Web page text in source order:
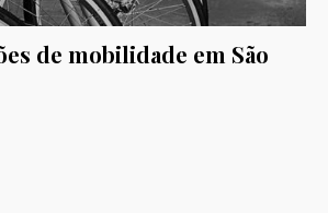
de mobilidade em São